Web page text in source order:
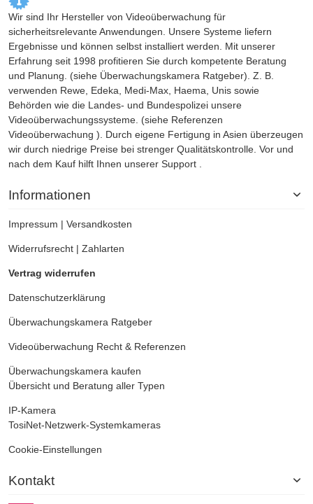
Wir sind Ihr Hersteller von Videoüberwachung für
sicherheitsrelevante Anwendungen. Unsere Systeme liefern
Ergebnisse und können selbst installiert werden. Mit unserer
Erfahrung seit 1998 profitieren Sie durch kompetente Beratung
und Planung. (siehe Überwachungskamera Ratgeber). Z. B.
verwenden Rewe, Edeka, Medi-Max, Haema, Unis sowie
Behörden wie die Landes- und Bundespolizei unsere
Videoüberwachungssysteme. (siehe Referenzen
Videoüberwachung ). Durch eigene Fertigung in Asien überzeugen
wir durch niedrige Preise bei strenger Qualitätskontrolle. Vor und
nach dem Kauf hilft Ihnen unserer Support .
Informationen
Impressum | Versandkosten
Widerrufsrecht | Zahlarten
Vertrag widerrufen
Datenschutzerklärung
Überwachungskamera Ratgeber
Videoüberwachung Recht & Referenzen
Überwachungskamera kaufen
Übersicht und Beratung aller Typen
IP-Kamera
TosiNet-Netzwerk-Systemkameras
Cookie-Einstellungen
Kontakt